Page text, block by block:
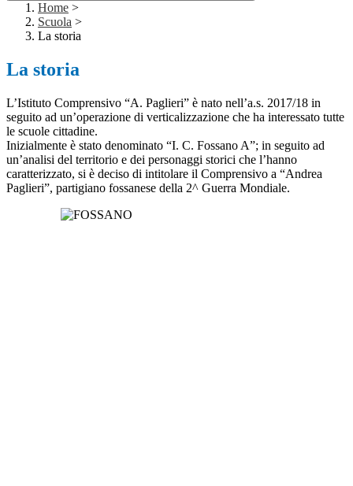
Home >
Scuola >
La storia
La storia
L’Istituto Comprensivo “A. Paglieri” è nato nell’a.s. 2017/18 in
seguito ad un’operazione di verticalizzazione che ha interessato tutte
le scuole cittadine.
Inizialmente è stato denominato “I. C. Fossano A”; in seguito ad
un’analisi del territorio e dei personaggi storici che l’hanno
caratterizzato, si è deciso di intitolare il Comprensivo a “Andrea
Paglieri”, partigiano fossanese della 2^ Guerra Mondiale.